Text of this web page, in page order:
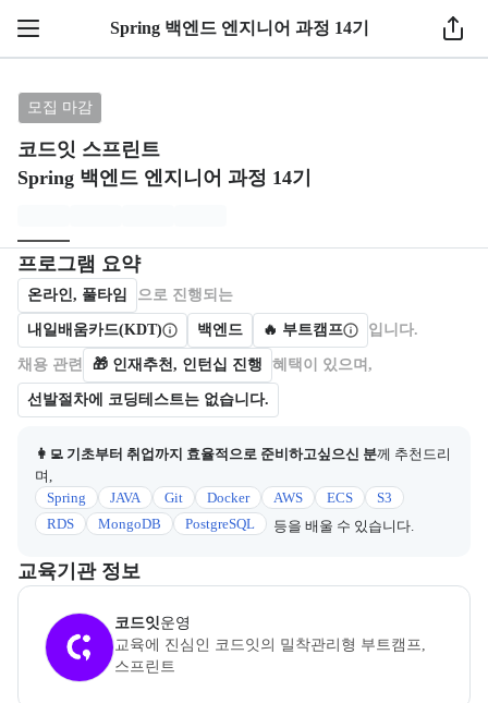
Spring 백엔드 엔지니어 과정 14기
1 / 11
모집 마감
코드잇 스프린트
Spring 백엔드 엔지니어 과정 14기
브랜드: 코드잇 스프린트, 과정명: Spring 백엔드 엔지
모집개요
프로그램 요약
캠프를 운영하거나 참여하는 회사 정보를 카드 형태로 제공한다.
온라인, 풀타임 으로 진행되는
내일배움카드(KDT) 백엔드 🔥 부트캠프 입니다.
채용 관련 🎁 인재추천, 인턴십 진행 혜택이 있으며,
선발절차에 코딩테스트는 없습니다.
👩‍💻 기초부터 취업까지 효율적으로 준비하고싶으신 분께 추천드리
며,
Spring
JAVA Git Docker AWS ECS
S3
RDS
MongoDB PostgreSQL 등을 배울 수 있습니다.
이 섹션에서는 부트캠프를 운영하거나 주관하는 회사의 정보를 카드
교육기관 정보
코드잇 은(는) 본 부트캠프의
코드잇운영
교육에 진심인 코드잇의 밀착관리형 부트캠프,
스프린트